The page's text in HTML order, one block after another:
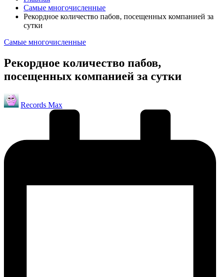
Самые многочисленные
Рекордное количество пабов, посещенных компанией за
сутки
Опубликовано
Самые многочисленные
Рекордное количество пабов,
посещенных компанией за сутки
Запись
от
Records Max